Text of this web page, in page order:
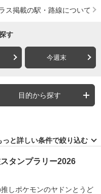
ス掲載の駅・路線について
す
今週末
目的から探す
っと詳しい条件で絞り込む
タンプラリー2026
しポケモンのヤドンとうど